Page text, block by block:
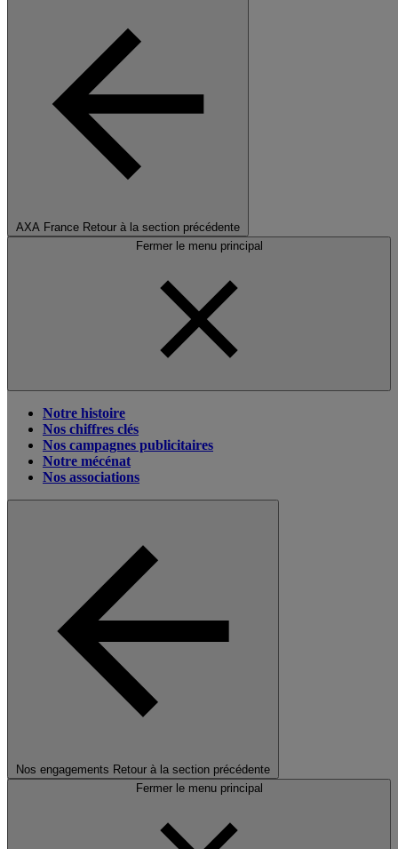
AXA France Retour à la section précédente
Fermer le menu principal
Notre histoire
Nos chiffres clés
Nos campagnes publicitaires
Notre mécénat
Nos associations
Nos engagements Retour à la section précédente
Fermer le menu principal